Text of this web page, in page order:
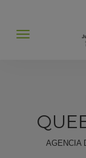
Abrir
AGENCIA